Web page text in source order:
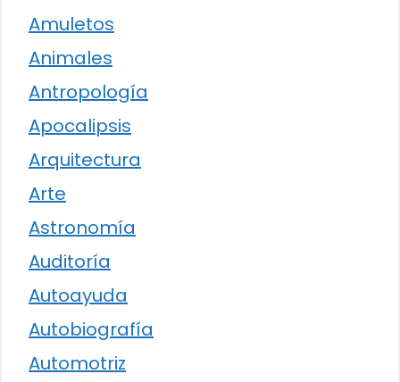
Amuletos
Animales
Antropología
Apocalipsis
Arquitectura
Arte
Astronomía
Auditoría
Autoayuda
Autobiografía
Automotriz